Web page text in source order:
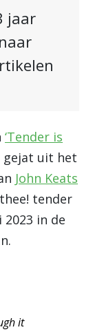
jaar
‘Tender is
gejat uit het
John Keats
tender
2023 in de
it